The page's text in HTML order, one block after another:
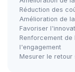
Réduction des
Amélioration de
Favoriser
Renforcement
l'engagement
Mesurer le retour